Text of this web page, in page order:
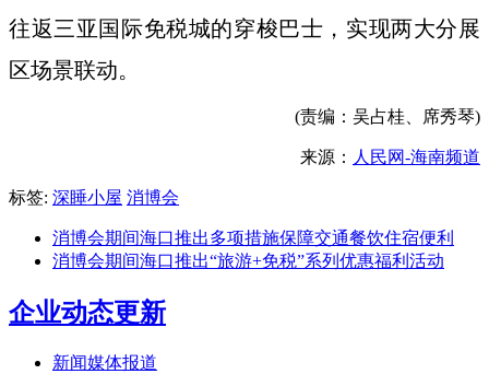
往返三亚国际免税城的穿梭巴士，实现两大分展
区场景联动。
(责编：吴占桂、席秀琴)
来源： 人民网-海南频道
标签: 深睡小屋 消博会
消博会期间海口推出多项措施保障交通餐饮住宿便利
消博会期间海口推出“旅游+免税”系列优惠福利活动
企业动态更新
新闻媒体报道